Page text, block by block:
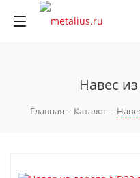
Навес
Главная - Каталог -